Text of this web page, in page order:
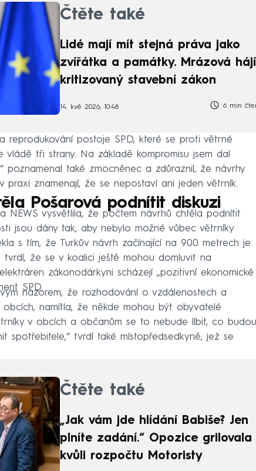
Čtěte také
Lidé mají mít stejná práva jako
zvířátka a památky. Mrázová hájí
kritizovaný stavební zákon
14. kvě 2026, 10:48 6 min
reprodukování postoje SPD, které se proti větrné
vládě tři strany. Na základě kompromisu jsem dal
poznamenal také zmocněnec a zdůraznil, že návrhy
praxi znamenají, že se nepostaví ani jeden větrník.
Pošarová podnítit diskuzi
NEWS vysvětlila, že počtem návrhů chtěla podnítit
jsou dány tak, aby nebylo možné vůbec větrníky
s tím, že Turkův návrh začínající na 900 metrech je
tvrdí, že se v koalici ještě mohou domluvit na
zákonodárkyni scházejí „pozitivní ekonomické
SPD.
názorem, že rozhodování o vzdálenostech a
namítla, že někde mohou být obyvatelé
v obcích a občanům se to nebude líbit, co budou
spotřebitele,“ tvrdí také místopředsedkyně, jež se
Čtěte také
„Jak vám jde hlídání Babiše? Jen
plníte zadání.“ Opozice grilovala
kvůli rozpočtu Motoristy